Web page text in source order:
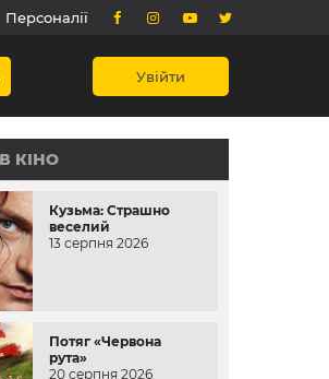
Персоналії
Увійти
КІНО
Кузьма: Страшно
веселий
13 серпня 2026
Потяг «Червона
рута»
20 серпня 2026